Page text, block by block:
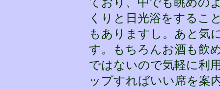
くりと日光浴をするこ
もありますし。あと気
す。もちろんお酒も飲
ではないので気軽に利
ップすればいい席を案